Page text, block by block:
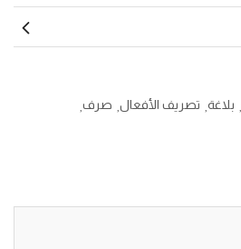
بلاغة تصريف الأفعال صرف